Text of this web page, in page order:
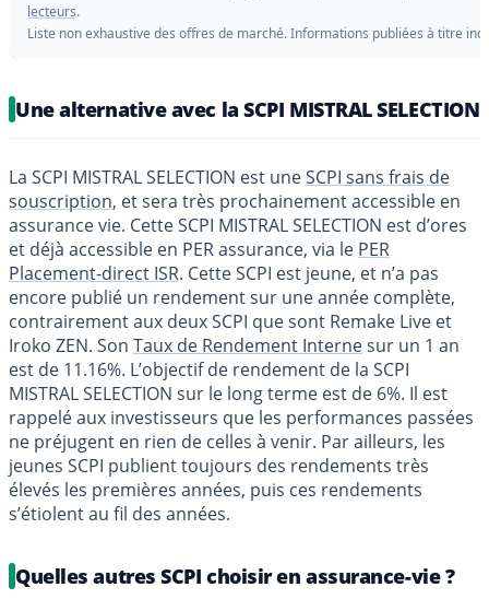
lecteurs.
Liste non exhaustive des offres de marché. Informations publiées à titre
Une alternative avec la SCPI MISTRAL SELECTION
La SCPI MISTRAL SELECTION est uneSCPI sans frais de
souscription, et sera très prochainement accessible en
assurance vie. Cette SCPI MISTRAL SELECTION est d’ores
et déjà accessible en PER assurance, via le PER
Placement-direct ISR. Cette SCPI est jeune, et n’a pas
encore publié un rendement sur une année complète,
contrairement aux deux SCPI que sont Remake Live et
Iroko ZEN. Son Taux de Rendement Internesur un 1 an
est de 11.16%. L’objectif de rendement de la SCPI
MISTRAL SELECTION sur le long terme est de 6%. Il est
rappelé aux investisseurs que les performances passées
ne préjugent en rien de celles à venir. Par ailleurs, les
jeunes SCPI publient toujours des rendements très
élevés les premières années, puis ces rendements
s’étiolent au fil des années.
Quelles autres SCPI choisir en assurance-vie ?